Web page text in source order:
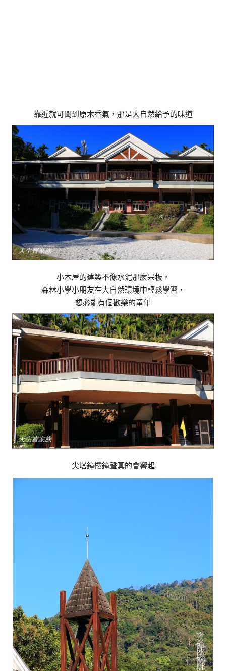
靠近就可聞到原木香氣，那是大自然給予的味道
小木屋的建築不像水泥那麼呆板，
森林小學小朋友在大自然環境中輕鬆學習，
想必能有個歡樂的童年
尖塔鐘樓鐘聲真的會響起